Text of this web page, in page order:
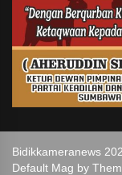
Bidikkameranews
Default Mag by